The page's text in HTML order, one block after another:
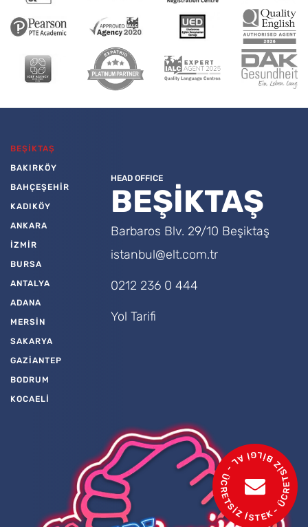
BEŞİKTAŞ
BAKIRKÖY
BAHÇEŞEHİR
KADIKÖY
ANKARA
İZMİR
BURSA
ANTALYA
ADANA
MERSİN
SAKARYA
GAZİANTEP
BODRUM
KOCAELİ
HEAD OFFICE
BEŞİKTAŞ
Barbaros Blv. 29/10 Beşiktaş
istanbul@elt.com.tr
0212 236 0 444
Yol Tarifi
- ÜCRETSİZ BİLGİ AL - ÜCRETSİZ İSTEK